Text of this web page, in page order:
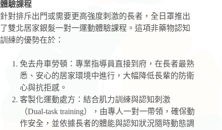
體驗課程
針對排斥出門或需要更高強度刺激的長者，全日罩推出
了雙北居家銀髮一對一運動體驗課程。這項非藥物認知
訓練的優勢在於：
免去舟車勞頓：專業指導員直接到府，在長者最熟
悉、安心的居家環境中進行，大幅降低長輩的防衛
心與抗拒感。
客製化運動處方：結合肌力訓練與認知刺激
（Dual-task training），由專人一對一帶領，確保動
作安全，並依據長者的體能與認知狀況隨時動態調